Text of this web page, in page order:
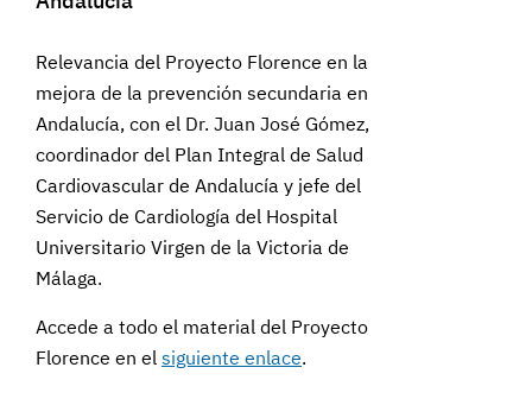
Relevancia del Proyecto Florence en la
mejora de la prevención secundaria en
Andalucía, con el Dr. Juan José Gómez,
coordinador del Plan Integral de Salud
Cardiovascular de Andalucía y jefe del
Servicio de Cardiología del Hospital
Universitario Virgen de la Victoria de
Málaga.
Accede a todo el material del Proyecto
Florence en el siguiente enlace.